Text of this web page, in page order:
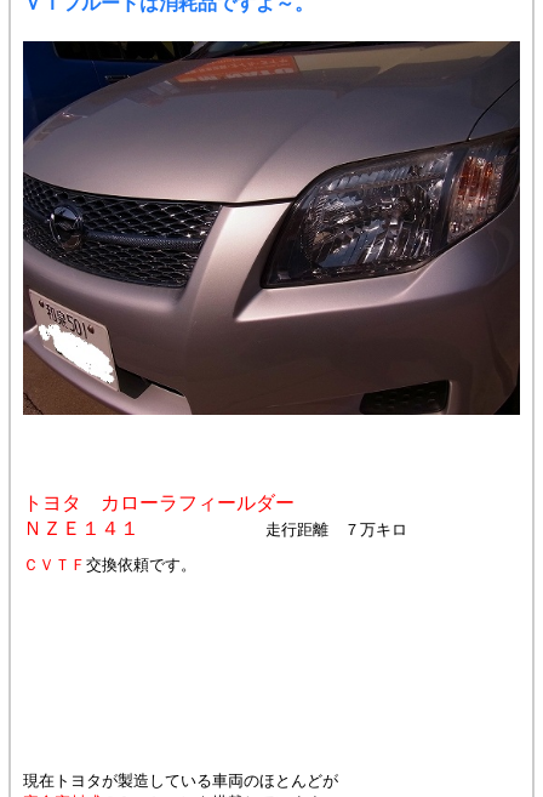
トヨタ カローラフィールダー
ＮＺＥ１４１
走行距離 ７万キロ
ＣＶＴＦ 交換依頼です。
現在トヨタが製造している車両のほとんどが